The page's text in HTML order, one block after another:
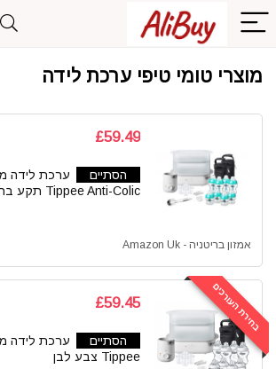
מוצרי טומי טיפי ערכת לידה
£59.49
הסתיים
Tippee Anti-Colic תקע בריטי
אמזון בריטניה - Amazon Uk
בחירת העורכים £59.45
הסתיים
Tippee צבע לבן